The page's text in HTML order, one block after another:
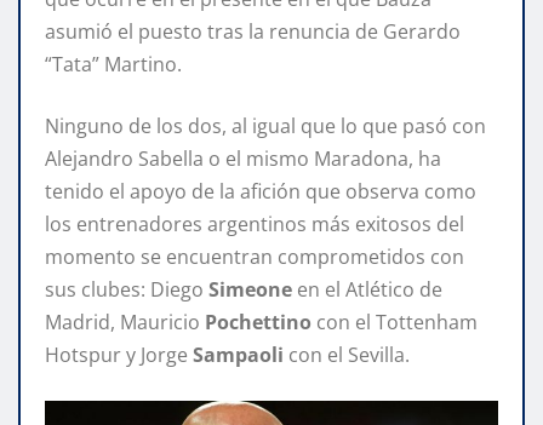
asumió el puesto tras la renuncia de Gerardo
“Tata” Martino.
Ninguno de los dos, al igual que lo que pasó con
Alejandro Sabella o el mismo Maradona, ha
tenido el apoyo de la afición que observa como
los entrenadores argentinos más exitosos del
momento se encuentran comprometidos con
sus clubes: Diego Simeone en el Atlético de
Madrid, Mauricio Pochettino con el Tottenham
Hotspur y Jorge Sampaoli con el Sevilla.